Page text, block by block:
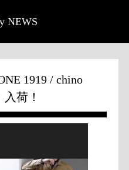
NEWS
1919 / chino
荷！